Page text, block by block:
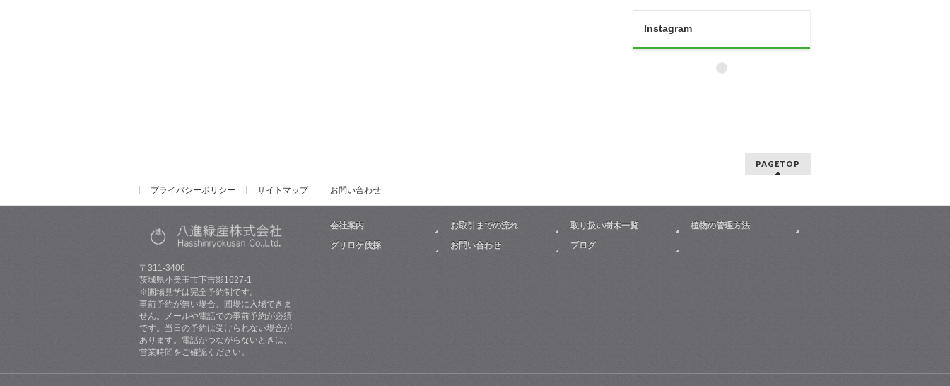
Instagram
PAGETOP
プライバシーポリシー サイトマップ お問い合わせ
〒311-3406
茨城県小美玉市下吉影1627-1
※圃場見学は完全予約制です。
事前予約が無い場合、圃場に入場できま
せん。メールや電話での事前予約が必須
です。当日の予約は受けられない場合が
あります。電話がつながらないときは、
営業時間をご確認ください。
会社案内 お取引までの流れ 取り扱い樹木一覧
植物の管理方法
グリロケ伐採
お問い合わせ ブログ